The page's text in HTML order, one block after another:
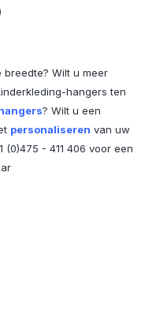
breedte? Wilt u meer
hangers ten
? Wilt u een
personaliseren van uw
(0)475 - 411 406 voor een